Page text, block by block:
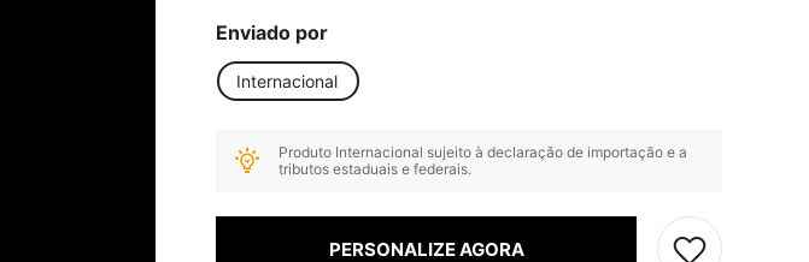
Enviado por
Internacional
Produto Internacional sujeito à declaração de importação e a
tributos estaduais e federais.
PERSONALIZE AGORA